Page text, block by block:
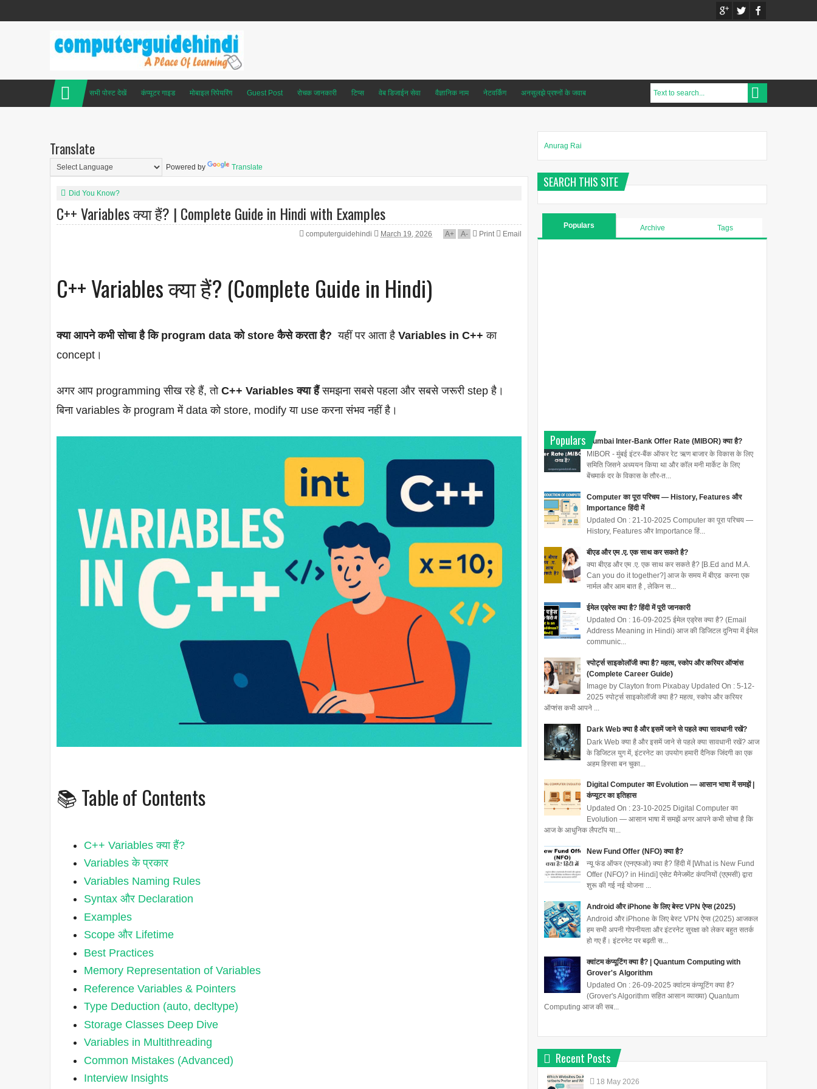
सभी पोस्ट देखें कंप्यूटर गाइड मोबाइल रिपेयरिंग Guest Post रोचक जानकारी टिप्स वेब डिजाईन सेवा वैज्ञानिक नाम नेटवर्किंग अनसुलझे प्रश्नों के जवाब
Translate
Powered by Translate
Did You Know?
C++ Variables क्या हैं? | Complete Guide in Hindi with Examples
computerguidehindi March 19, 2026 A+ A- Print Email
C++ Variables क्या हैं? (Complete Guide in Hindi)
क्या आपने कभी सोचा है कि program data को store कैसे करता है? यहीं पर आता है Variables in C++ का
concept।
अगर आप programming सीख रहे हैं, तो C++ Variables क्या हैंसमझना सबसे पहला और सबसे जरूरी step है।
बिना variables के program में data को store, modify या use करना संभव नहीं है।
📚 Table of Contents
C++ Variables क्या हैं?
Variables के प्रकार
Variables Naming Rules
Syntax और Declaration
Examples
Scope और Lifetime
Best Practices
Memory Representation of Variables
Reference Variables & Pointers
Type Deduction (auto, decltype)
Storage Classes Deep Dive
Variables in Multithreading
Common Mistakes (Advanced)
Interview Insights
Anurag Rai
SEARCH THIS SITE
Populars Archive Tags
Populars
Mumbai Inter-Bank Offer Rate (MIBOR) क्या है?
MIBOR - मुंबई इंटर-बैंक ऑफर रेट ऋण बाजार के विकास के लिए
समिति जिसने अध्ययन किया था और कॉल मनी मार्केट के लिए
बेंचमार्क दर के विकास के तौर-त...
Computer का पूरा परिचय — History, Features और
Importance हिंदी में
Updated On : 21-10-2025 Computer का पूरा परिचय —
History, Features और Importance हिं...
बीएड और एम .ए. एक साथ कर सकते है?
क्या बीएड और एम .ए. एक साथ कर सकते है? [B.Ed and M.A.
Can you do it together?] आज के समय में बीएड करना एक
नार्मल और आम बात है , लेकिन स...
ईमेल एड्रेस क्या है? हिंदी में पूरी जानकारी
Updated On : 16-09-2025 ईमेल एड्रेस क्या है? (Email
Address Meaning in Hindi) आज की डिजिटल दुनिया में ईमेल
communic...
स्पोर्ट्स साइकोलॉजी क्या है? महत्व, स्कोप और करियर ऑप्शंस
(Complete Career Guide)
Image by Clayton from Pixabay Updated On : 5-12-
2025 स्पोर्ट्स साइकोलॉजी क्या है? महत्व, स्कोप और करियर
ऑप्शंस कभी आपने ...
Dark Web क्या है और इसमें जाने से पहले क्या सावधानी रखें?
Dark Web क्या है और इसमें जाने से पहले क्या सावधानी रखें? आज
के डिजिटल युग में, इंटरनेट का उपयोग हमारी दैनिक जिंदगी का एक
अहम हिस्सा बन चुका...
Digital Computer का Evolution — आसान भाषा में समझें |
कंप्यूटर का इतिहास
Updated On : 23-10-2025 Digital Computer का
Evolution — आसान भाषा में समझें अगर आपने कभी सोचा है कि
आज के आधुनिक लैपटॉप या...
New Fund Offer (NFO) क्या है?
न्यू फंड ऑफर (एनएफओ) क्या है? हिंदी में [What is New Fund
Offer (NFO)? in Hindi] एसेट मैनेजमेंट कंपनियों (एएमसी) द्वारा
शुरू की गई नई योजना ...
Android और iPhone के लिए बेस्ट VPN ऐप्स (2025)
Android और iPhone के लिए बेस्ट VPN ऐप्स (2025) आजकल
हम सभी अपनी गोपनीयता और इंटरनेट सुरक्षा को लेकर बहुत सतर्क
हो गए हैं। इंटरनेट पर बढ़ती स...
क्वांटम कंप्यूटिंग क्या है? | Quantum Computing with
Grover's Algorithm
Updated On : 26-09-2025 क्वांटम कंप्यूटिंग क्या है?
(Grover's Algorithm सहित आसान व्याख्या) Quantum
Computing आज की सब...
Recent Posts
18 May 2026